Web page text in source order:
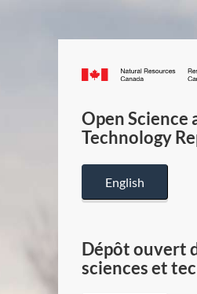
Open Science
Technology
English
Dépôt ouvert
sciences et